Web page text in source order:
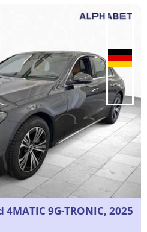
4MATIC 9G-TRONIC, 2025